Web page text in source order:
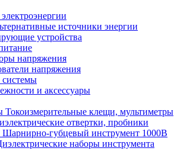
источники энергии
устройства
напряжения
напряжения
системы
и аксессуары
Токоизмерительные клещи, мультиметры
отвертки, пробники
Шарнирно-губцевый инструмент 1000В
наборы инструмента